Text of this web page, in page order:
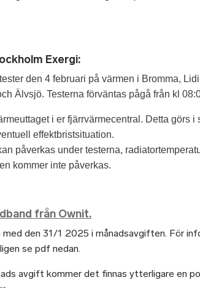
Exergi:
den 4 februari på värmen i Bromma,
Älvsjö. Testerna förväntas pågå från kl
i er fjärrvärmecentral. Detta görs i
effektbristsituation.
påverkas under testerna,
kommer inte påverkas.
från Ownit.
med den 31/1 2025 i månadsavgiften. För
se pdf nedan.
avgift kommer det finnas ytterligare en